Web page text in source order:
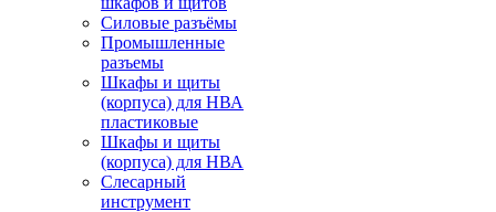
Силовые разъёмы
Промышленные
разъемы
Шкафы и щиты
(корпуса) для НВА
пластиковые
Шкафы и щиты
(корпуса) для НВА
Слесарный
инструмент